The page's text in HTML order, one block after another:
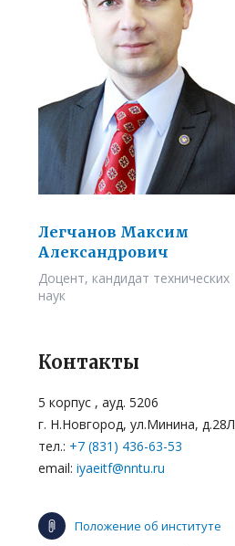
Легчанов Максим
Александрович
Доцент, кандидат технических
наук
Контакты
5 корпус , ауд. 5206
г. Н.Новгород, ул.Минина, д.28Л
тел.: +7 (831) 436-63-53
email: iyaeitf@nntu.ru
Положение об институте